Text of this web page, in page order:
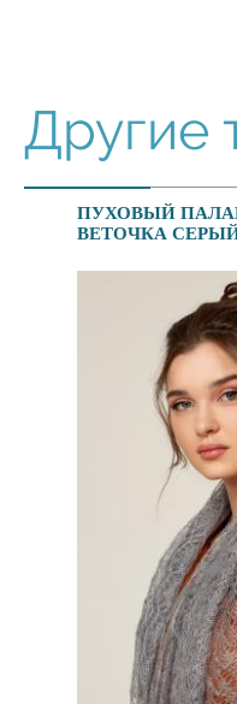
Другие
ПУХОВЫЙ
ВЕТОЧКА